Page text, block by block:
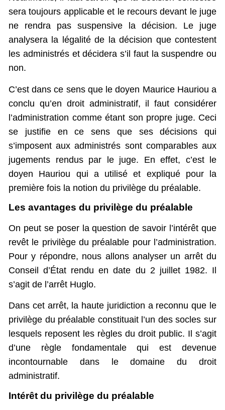
sera toujours applicable et le recours devant le juge
ne rendra pas suspensive la décision. Le juge
analysera la légalité de la décision que contestent
les administrés et décidera s’il faut la suspendre ou
non.
C’est dans ce sens que le doyen Maurice Hauriou a
conclu qu’en droit administratif, il faut considérer
l’administration comme étant son propre juge. Ceci
se justifie en ce sens que ses décisions qui
s’imposent aux administrés sont comparables aux
jugements rendus par le juge. En effet, c’est le
doyen Hauriou qui a utilisé et expliqué pour la
première fois la notion du privilège du préalable.
Les avantages du privilège du préalable
On peut se poser la question de savoir l’intérêt que
revêt le privilège du préalable pour l’administration.
Pour y répondre, nous allons analyser un arrêt du
Conseil d’État rendu en date du 2 juillet 1982. Il
s’agit de l’arrêt Huglo.
Dans cet arrêt, la haute juridiction a reconnu que le
privilège du préalable constituait l’un des socles sur
lesquels reposent les règles du droit public. Il s’agit
d’une règle fondamentale qui est devenue
incontournable dans le domaine du droit
administratif.
Intérêt du privilège du préalable